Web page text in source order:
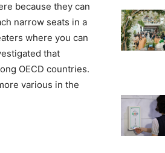
because they can
narrow seats in a
where you can
that
OECD countries.
various in the